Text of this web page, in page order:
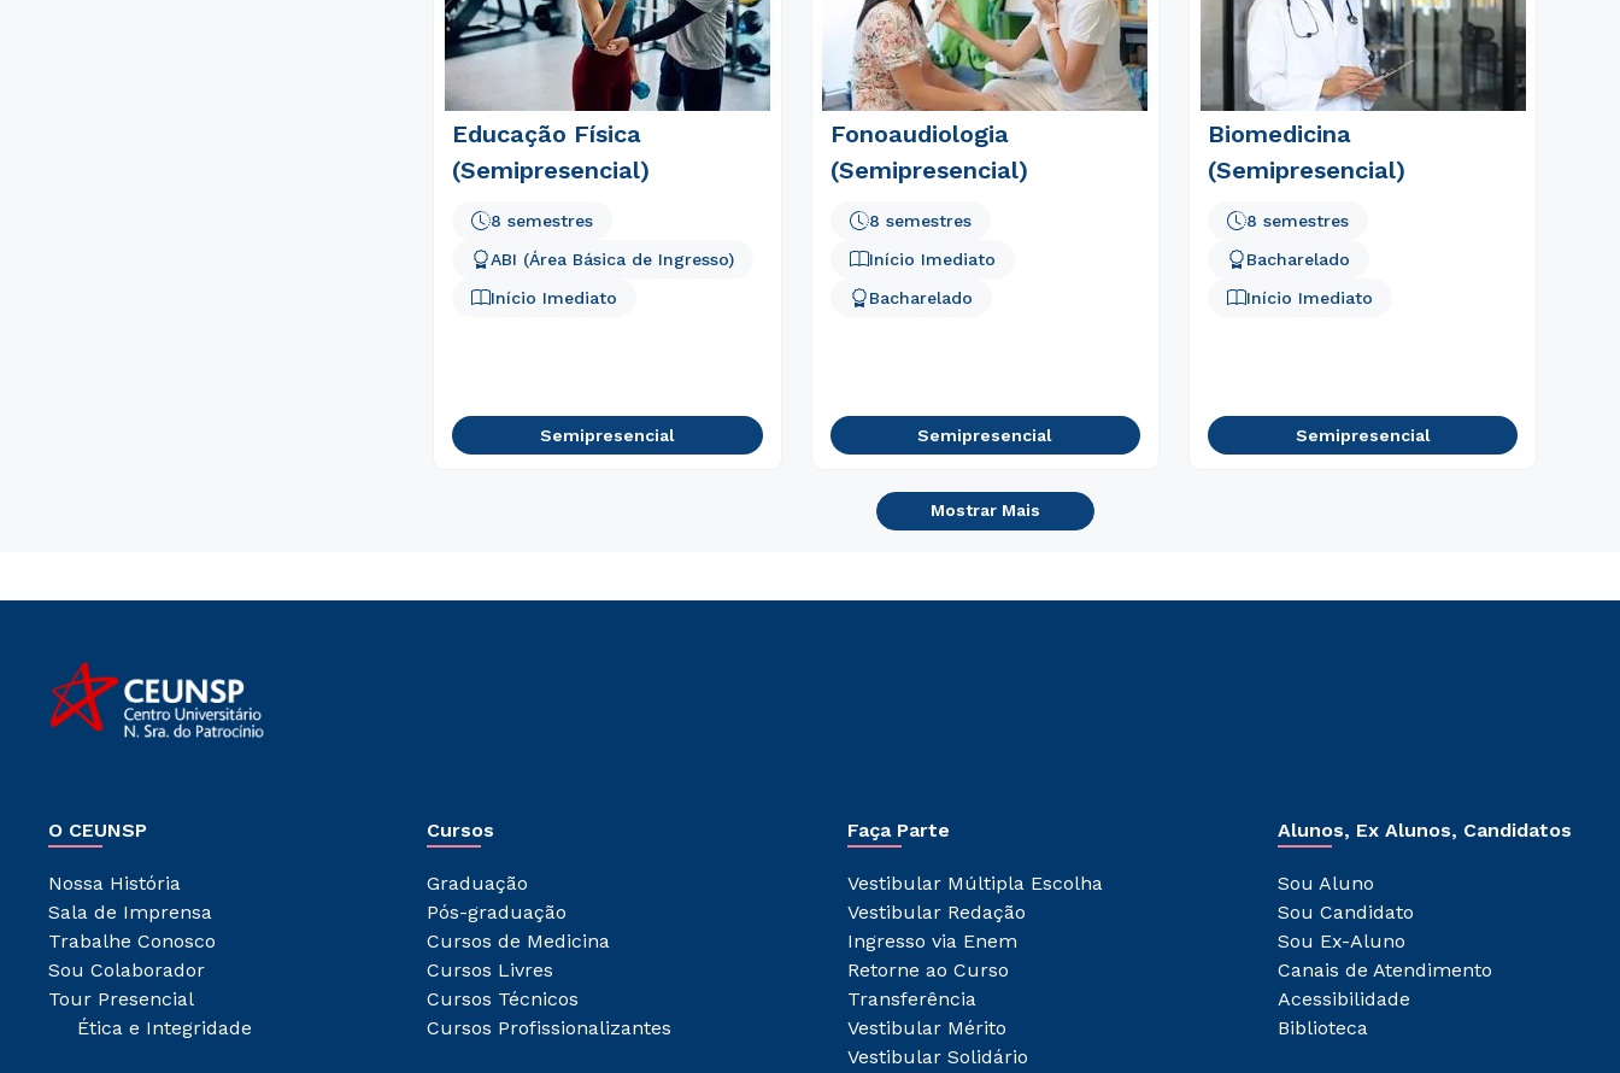
Educação Física
(Semipresencial)
ABI (Área Básica de Ingresso)
8 semestres
Início Imediato
Semipresencial
Fonoaudiologia
(Semipresencial)
Início Imediato
8 semestres
Bacharelado
Semipresencial
Biomedicina
(Semipresencial)
Bacharelado
8 semestres
Início Imediato
Semipresencial
Mostrar Mais
O CEUNSP
Nossa História
Sala de Imprensa
Trabalhe Conosco
Sou Colaborador
Tour Presencial
Ética e Integridade
Cursos
Graduação
Pós-graduação
Cursos de Medicina
Cursos Livres
Cursos Técnicos
Cursos Profissionalizantes
Faça Parte
Vestibular Múltipla Escolha
Vestibular Redação
Ingresso via Enem
Retorne ao Curso
Transferência
Vestibular Mérito
Vestibular Solidário
Alunos, Ex Alunos, Candidatos
Sou Aluno
Sou Candidato
Sou Ex-Aluno
Canais de Atendimento
Acessibilidade
Biblioteca